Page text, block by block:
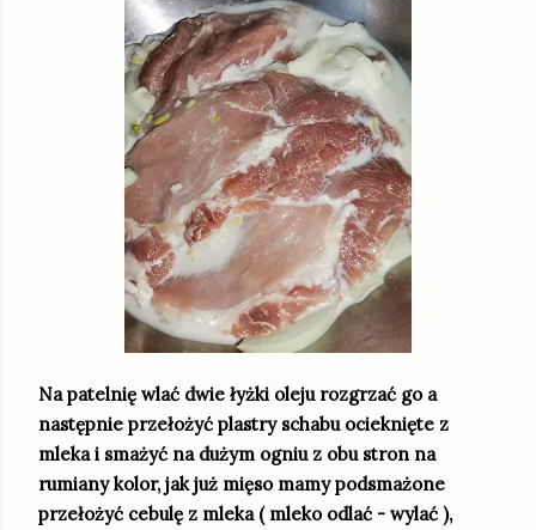
Na patelnię wlać dwie łyżki oleju rozgrzać go a
następnie przełożyć plastry schabu ocieknięte z
mleka i smażyć na dużym ogniu z obu stron na
rumiany kolor, jak już mięso mamy podsmażone
przełożyć cebulę z mleka ( mleko odlać - wylać ),